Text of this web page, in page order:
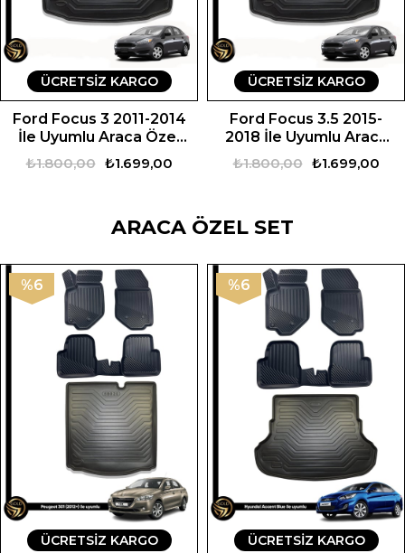
Ford Focus 3 2011-2014
İle Uyumlu Araca Özel
Set₺1.699,00
₺1.800,00
ÜCRETSIZ KARGO
Ford Focus 3.5 2015-
2018 İle Uyumlu Araca
Özel Set₺1.699,00
₺1.800,00
ÜCRETSIZ KARGO
ARACA ÖZEL SET
%6
ÜCRETSIZ KARGO
%6
ÜCRETSIZ KARGO